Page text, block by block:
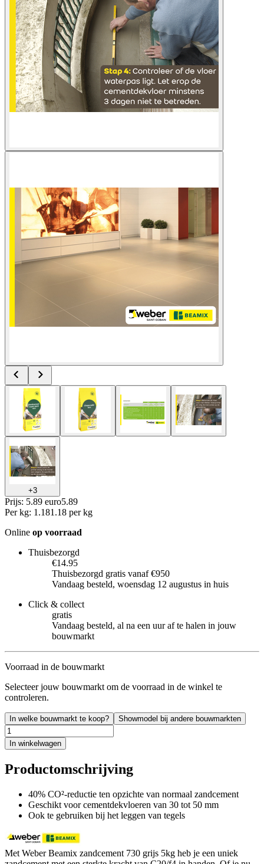
+3
Prijs: 5.89 euro5.89
Per kg: 1.181.18 per kg
Online op voorraad
Thuisbezorgd
€14.95
Thuisbezorgd gratis vanaf €950
Vandaag besteld, woensdag 12 augustus in huis
Click & collect
gratis
Vandaag besteld, al na een uur af te halen in jouw
bouwmarkt
Voorraad in de bouwmarkt
Selecteer jouw bouwmarkt om de voorraad in de winkel te
controleren.
In welke bouwmarkt te koop? Showmodel bij andere bouwmarkten
In winkelwagen
Productomschrijving
40% CO²-reductie ten opzichte van normaal zandcement
Geschikt voor cementdekvloeren van 30 tot 50 mm
Ook te gebruiken bij het leggen van tegels
Met Weber Beamix zandcement 730 grijs 5kg heb je een uniek